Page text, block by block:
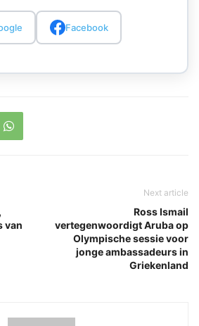
Facebook
van
Next article
Ross Ismail
vertegenwoordigt Aruba op
Olympische sessie voor
jonge ambassadeurs in
Griekenland